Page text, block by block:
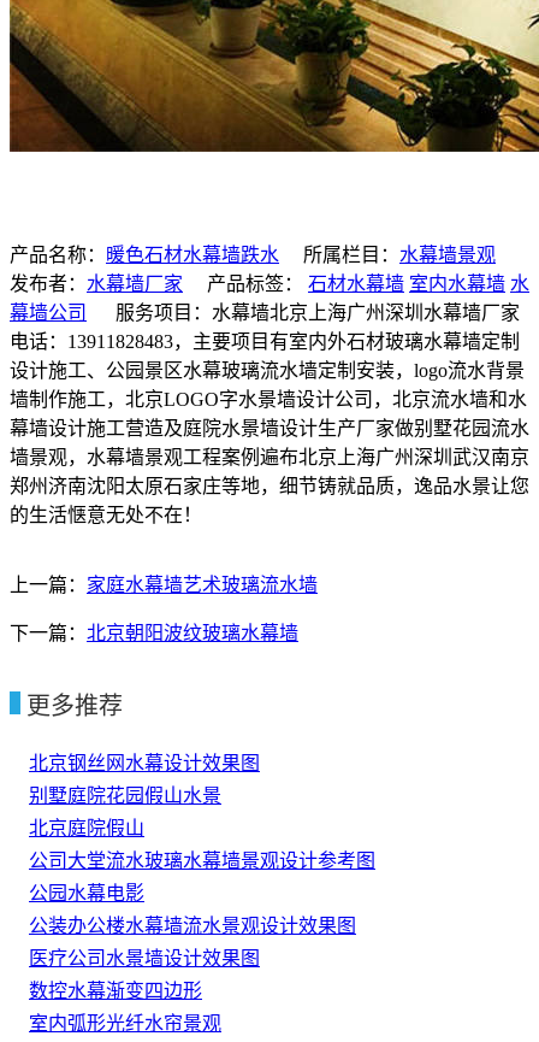
产品名称： 暖色石材水幕墙跌水 所属栏目： 水幕墙景观
发布者： 水幕墙厂家 产品标签： 石材水幕墙 室内水幕墙 水
幕墙公司
服务项目：水幕墙北京上海广州深圳水幕墙厂家
电话：13911828483，主要项目有室内外石材玻璃水幕墙定制
设计施工、公园景区水幕玻璃流水墙定制安装，logo流水背景
墙制作施工，北京LOGO字水景墙设计公司，北京流水墙和水
幕墙设计施工营造及庭院水景墙设计生产厂家做别墅花园流水
墙景观，水幕墙景观工程案例遍布北京上海广州深圳武汉南京
郑州济南沈阳太原石家庄等地，细节铸就品质，逸品水景让您
的生活惬意无处不在！
上一篇： 家庭水幕墙艺术玻璃流水墙
下一篇： 北京朝阳波纹玻璃水幕墙
更多推荐
北京钢丝网水幕设计效果图
别墅庭院花园假山水景
北京庭院假山
公司大堂流水玻璃水幕墙景观设计参考图
公园水幕电影
公装办公楼水幕墙流水景观设计效果图
医疗公司水景墙设计效果图
数控水幕渐变四边形
室内弧形光纤水帘景观